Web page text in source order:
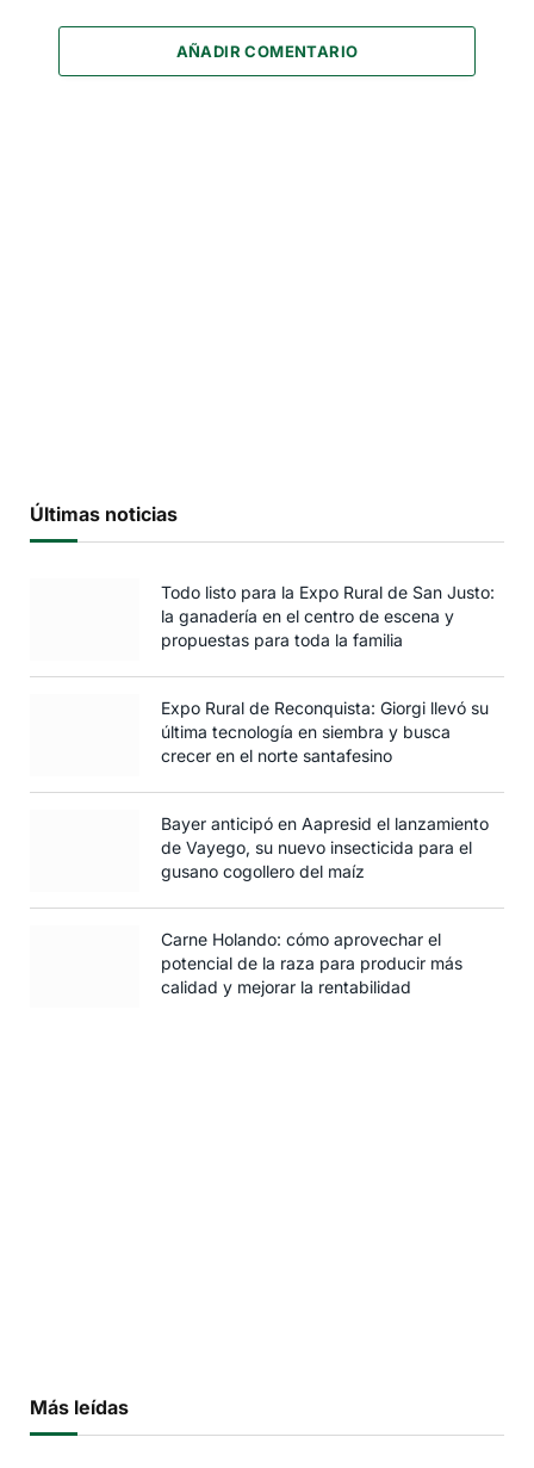
AÑADIR COMENTARIO
Últimas noticias
Todo listo para la Expo Rural de San Justo:
la ganadería en el centro de escena y
propuestas para toda la familia
Expo Rural de Reconquista: Giorgi llevó su
última tecnología en siembra y busca
crecer en el norte santafesino
Bayer anticipó en Aapresid el lanzamiento
de Vayego, su nuevo insecticida para el
gusano cogollero del maíz
Carne Holando: cómo aprovechar el
potencial de la raza para producir más
calidad y mejorar la rentabilidad
Más leídas